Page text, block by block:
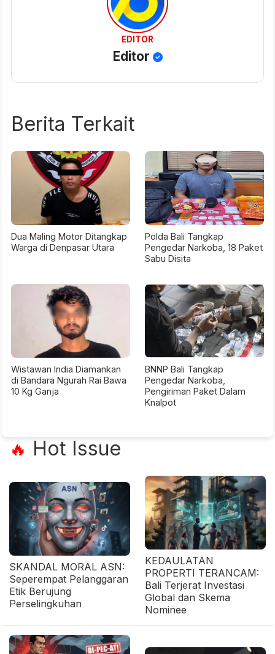
EDITOR
Editor
Berita Terkait
Dua Maling Motor Ditangkap
Warga di Denpasar Utara
Polda Bali Tangkap
Pengedar Narkoba, 18 Paket
Sabu Disita
Wistawan India Diamankan
di Bandara Ngurah Rai Bawa
10 Kg Ganja
BNNP Bali Tangkap
Pengedar Narkoba,
Pengiriman Paket Dalam
Knalpot
🔥 Hot Issue
SKANDAL MORAL ASN:
Seperempat Pelanggaran
Etik Berujung
Perselingkuhan
KEDAULATAN
PROPERTI TERANCAM:
Bali Terjerat Investasi
Global dan Skema
Nominee